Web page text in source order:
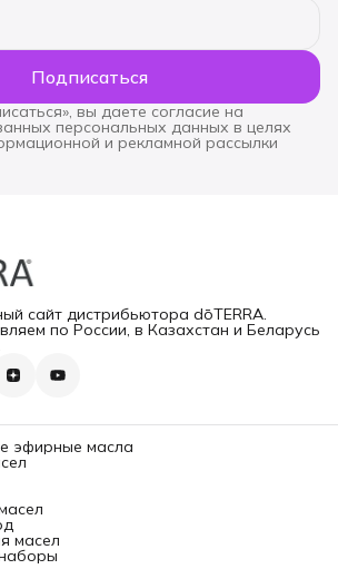
Подписаться
вы даете согласие на
персональных данных в целях
и рекламной рассылки
сайт дистрибьютора dōTERRA.
по России, в Казахстан и Беларусь
эфирные масла
масел